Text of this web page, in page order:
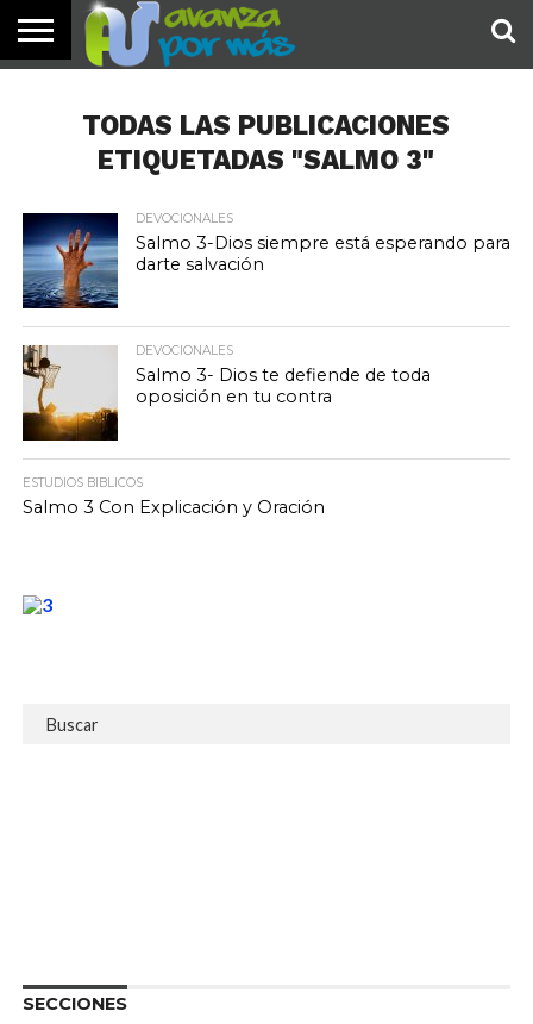
DE HOY
NOSOTROS
TODAS LAS PUBLICACIONES
ETIQUETADAS "SALMO 3"
DEVOCIONALES
Salmo 3-Dios siempre está esperando para
darte salvación
DEVOCIONALES
Salmo 3- Dios te defiende de toda
oposición en tu contra
ESTUDIOS BIBLICOS
Salmo 3 Con Explicación y Oración
SECCIONES